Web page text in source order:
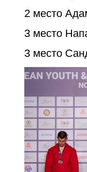
2 место
3 место
3 место